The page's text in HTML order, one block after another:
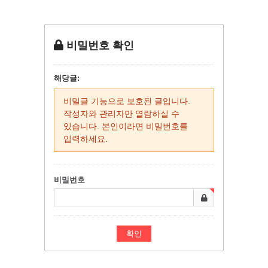
비밀번호 확인
해당글:
비밀글 기능으로 보호된 글입니다.
작성자와 관리자만 열람하실 수
있습니다. 본인이라면 비밀번호를
입력하세요.
비밀번호